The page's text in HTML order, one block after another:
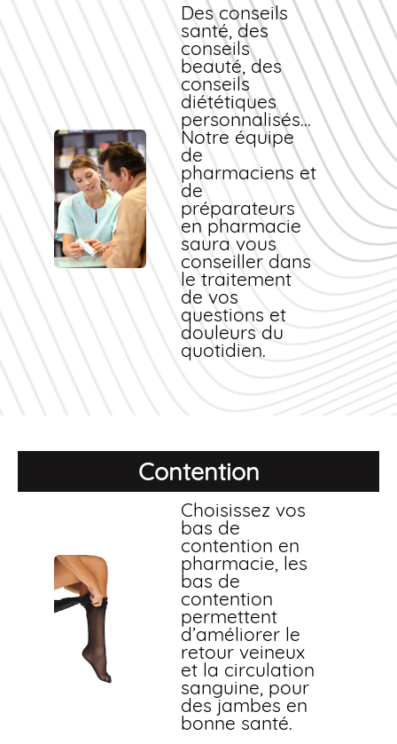
Des conseils
santé, des
conseils
beauté, des
conseils
diététiques
personnalisés...
Notre équipe
de
pharmaciens et
de
préparateurs
en pharmacie
saura vous
conseiller dans
le traitement
de vos
questions et
douleurs du
quotidien.
Contention
Choisissez vos
bas de
contention en
pharmacie, les
bas de
contention
permettent
d’améliorer le
retour veineux
et la circulation
sanguine, pour
des jambes en
bonne santé.